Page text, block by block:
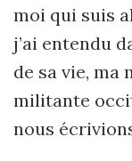
moi qui suis
j’ai entendu
de sa vie, ma
militante
nous